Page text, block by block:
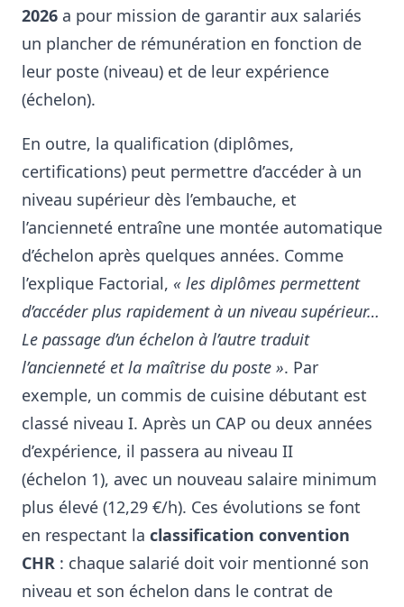
2026 a pour mission de garantir aux salariés
un plancher de rémunération en fonction de
leur poste (niveau) et de leur expérience
(échelon).
En outre, la qualification (diplômes,
certifications) peut permettre d’accéder à un
niveau supérieur dès l’embauche, et
l’ancienneté entraîne une montée automatique
d’échelon après quelques années. Comme
l’explique Factorial, « les diplômes permettent
d’accéder plus rapidement à un niveau supérieur…
Le passage d’un échelon à l’autre traduit
l’ancienneté et la maîtrise du poste ». Par
exemple, un commis de cuisine débutant est
classé niveau I. Après un CAP ou deux années
d’expérience, il passera au niveau II
(échelon 1), avec un nouveau salaire minimum
plus élevé (12,29 €/h). Ces évolutions se font
en respectant la classification convention
CHR : chaque salarié doit voir mentionné son
niveau et son échelon dans le contrat de